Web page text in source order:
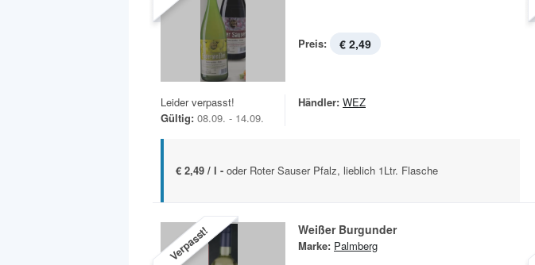
Preis: € 2,49
Leider verpasst!
Gültig: 08.09. - 14.09.
Händler: WEZ
€ 2,49 / l - oder Roter Sauser Pfalz, lieblich 1Ltr. Flasche
Verpasst! Weißer Burgunder
Marke: Palmberg